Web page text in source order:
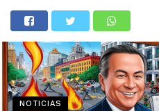
NOTICIAS